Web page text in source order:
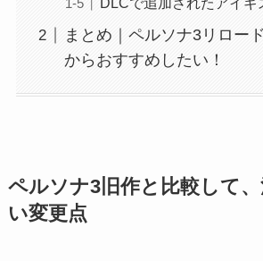
まとめ｜ペルソナ3リロー
からおすすめしたい！
ペルソナ3旧作と比較して
い変更点